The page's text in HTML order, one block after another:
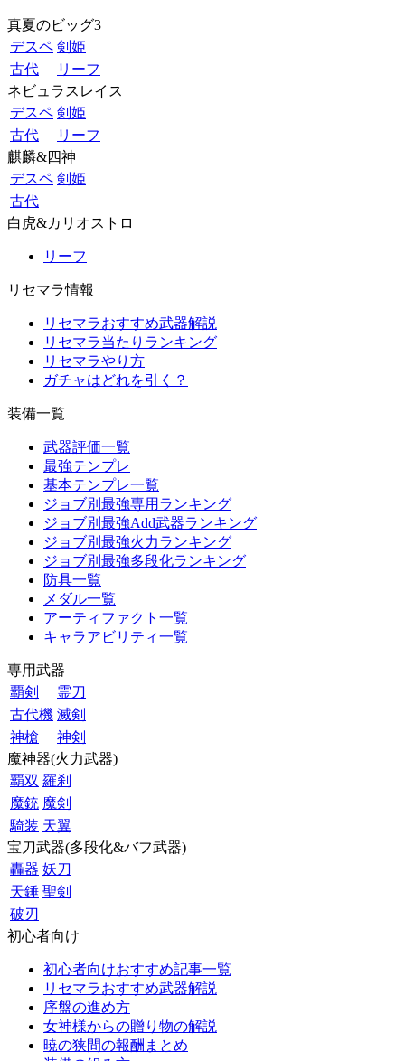
真夏のビッグ3
デスペ 剣姫
古代
リーフ
ネビュラスレイス
デスペ 剣姫
古代
リーフ
麒麟&四神
デスペ 剣姫
古代
白虎&カリオストロ
リーフ
リセマラ情報
リセマラおすすめ武器解説
リセマラ当たりランキング
リセマラやり方
ガチャはどれを引く？
装備一覧
武器評価一覧
最強テンプレ
基本テンプレ一覧
ジョブ別最強専用ランキング
ジョブ別最強Add武器ランキング
ジョブ別最強火力ランキング
ジョブ別最強多段化ランキング
防具一覧
メダル一覧
アーティファクト一覧
キャラアビリティ一覧
専用武器
覇剣
霊刀
古代機 滅剣
神槍
神剣
魔神器(火力武器)
覇双 羅刹
魔銃 魔剣
騎装 天翼
宝刀武器(多段化&バフ武器)
轟器 妖刀
天錘 聖剣
破刃
初心者向け
初心者向けおすすめ記事一覧
リセマラおすすめ武器解説
序盤の進め方
女神様からの贈り物の解説
暁の狭間の報酬まとめ